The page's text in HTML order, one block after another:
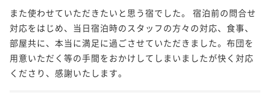
また使わせていただきたいと思う宿でした。 宿泊前の問合せ
対応をはじめ、当日宿泊時のスタッフの方々の対応、食事、
部屋共に、本当に満足に過ごさせていただきました。布団を
用意いただく等の手間をおかけしてしまいましたが快く対応
くださり、感謝いたします。